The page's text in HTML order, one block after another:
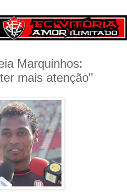
Marquinhos:
mais atenção"